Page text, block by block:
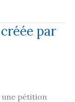
par
une pétition